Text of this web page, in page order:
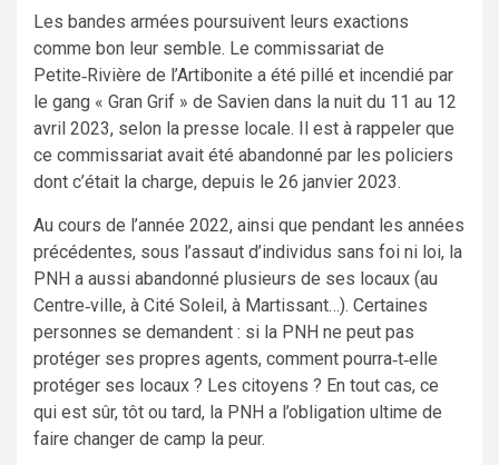
Les bandes armées poursuivent leurs exactions
comme bon leur semble. Le commissariat de
Petite‑Rivière de l’Artibonite a été pillé et incendié par
le gang « Gran Grif » de Savien dans la nuit du 11 au 12
avril 2023, selon la presse locale. Il est à rappeler que
ce commissariat avait été abandonné par les policiers
dont c’était la charge, depuis le 26 janvier 2023.
Au cours de l’année 2022, ainsi que pendant les années
précédentes, sous l’assaut d’individus sans foi ni loi, la
PNH a aussi abandonné plusieurs de ses locaux (au
Centre‑ville, à Cité Soleil, à Martissant…). Certaines
personnes se demandent : si la PNH ne peut pas
protéger ses propres agents, comment pourra‑t‑elle
protéger ses locaux ? Les citoyens ? En tout cas, ce
qui est sûr, tôt ou tard, la PNH a l’obligation ultime de
faire changer de camp la peur.